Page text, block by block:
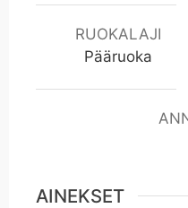
RUOKALAJI
Pääruoka
AINEKSET